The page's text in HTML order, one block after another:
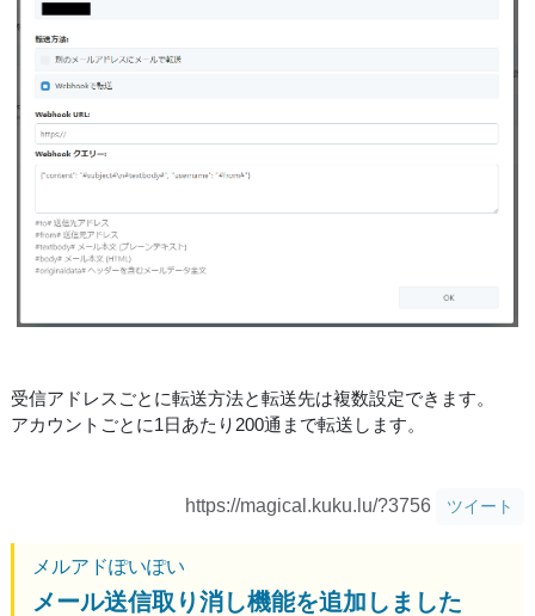
受信アドレスごとに転送方法と転送先は複数設定できます。
アカウントごとに1日あたり200通まで転送します。
https://magical.kuku.lu/?3756 ツイート
メルアドぽいぽい
メール送信取り消し機能を追加しました